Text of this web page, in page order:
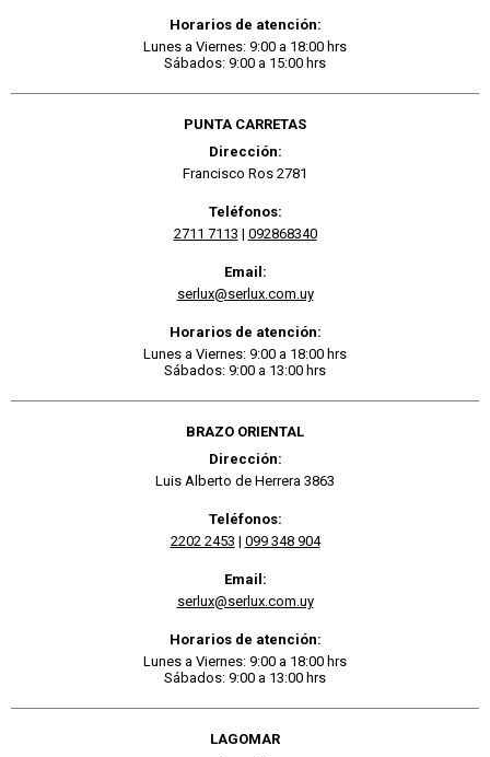
Horarios de atención:
Lunes a Viernes: 9:00 a 18:00 hrs
Sábados: 9:00 a 15:00 hrs
PUNTA CARRETAS
Dirección:
Francisco Ros 2781
Teléfonos:
2711 7113 | 092868340
Email:
serlux@serlux.com.uy
Horarios de atención:
Lunes a Viernes: 9:00 a 18:00 hrs
Sábados: 9:00 a 13:00 hrs
BRAZO ORIENTAL
Dirección:
Luis Alberto de Herrera 3863
Teléfonos:
2202 2453 | 099 348 904
Email:
serlux@serlux.com.uy
Horarios de atención:
Lunes a Viernes: 9:00 a 18:00 hrs
Sábados: 9:00 a 13:00 hrs
LAGOMAR